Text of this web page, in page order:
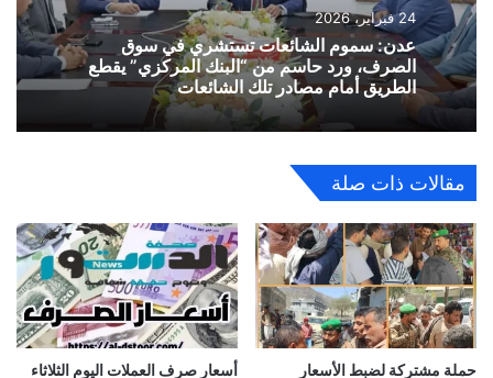
24 فبراير، 2026
​عدن: سموم الشائعات تستشري في سوق
الصرف، ورد حاسم من “البنك المركزي” يقطع
الطريق أمام مصادر تلك الشائعات
مقالات ذات صلة
حملة مشتركة لضبط الأسعار
أسعار صرف العملات اليوم الثلاثاء